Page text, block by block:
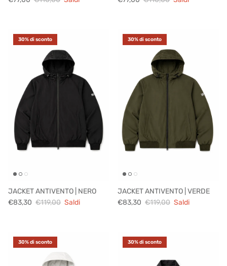
30% di sconto
JACKET ANTIVENTO | NERO
€83,30 €119,00 Saldi
30% di sconto
JACKET ANTIVENTO | VERDE
€83,30 €119,00 Saldi
30% di sconto 30% di sconto